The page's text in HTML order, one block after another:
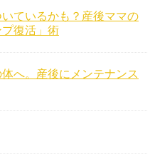
ているかも？産後ママの
復活」術
へ。産後にメンテナンス